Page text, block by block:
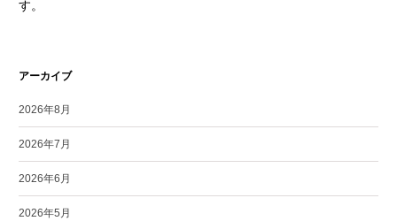
す。
アーカイブ
2026年8月
2026年7月
2026年6月
2026年5月